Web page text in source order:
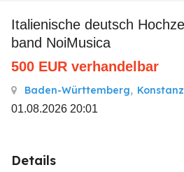
Italienische deutsch Hochzeiten Live Musik
band NoiMusica
500 EUR verhandelbar
Baden-Württemberg, Konstanz
01.08.2026 20:01
Details